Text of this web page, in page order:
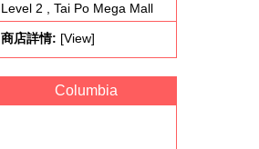
Level 2 , Tai Po Mega Mall
商店詳情: [View]
Columbia